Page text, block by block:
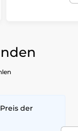
der